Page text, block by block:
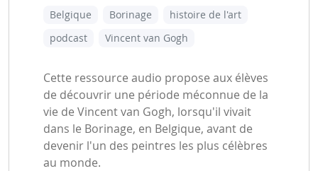
Belgique Borinage
histoire de l'art
podcast
Vincent van Gogh
Cette ressource audio propose aux élèves
de découvrir une période méconnue de la
vie de Vincent van Gogh, lorsqu'il vivait
dans le Borinage, en Belgique, avant de
devenir l'un des peintres les plus célèbres
au monde.